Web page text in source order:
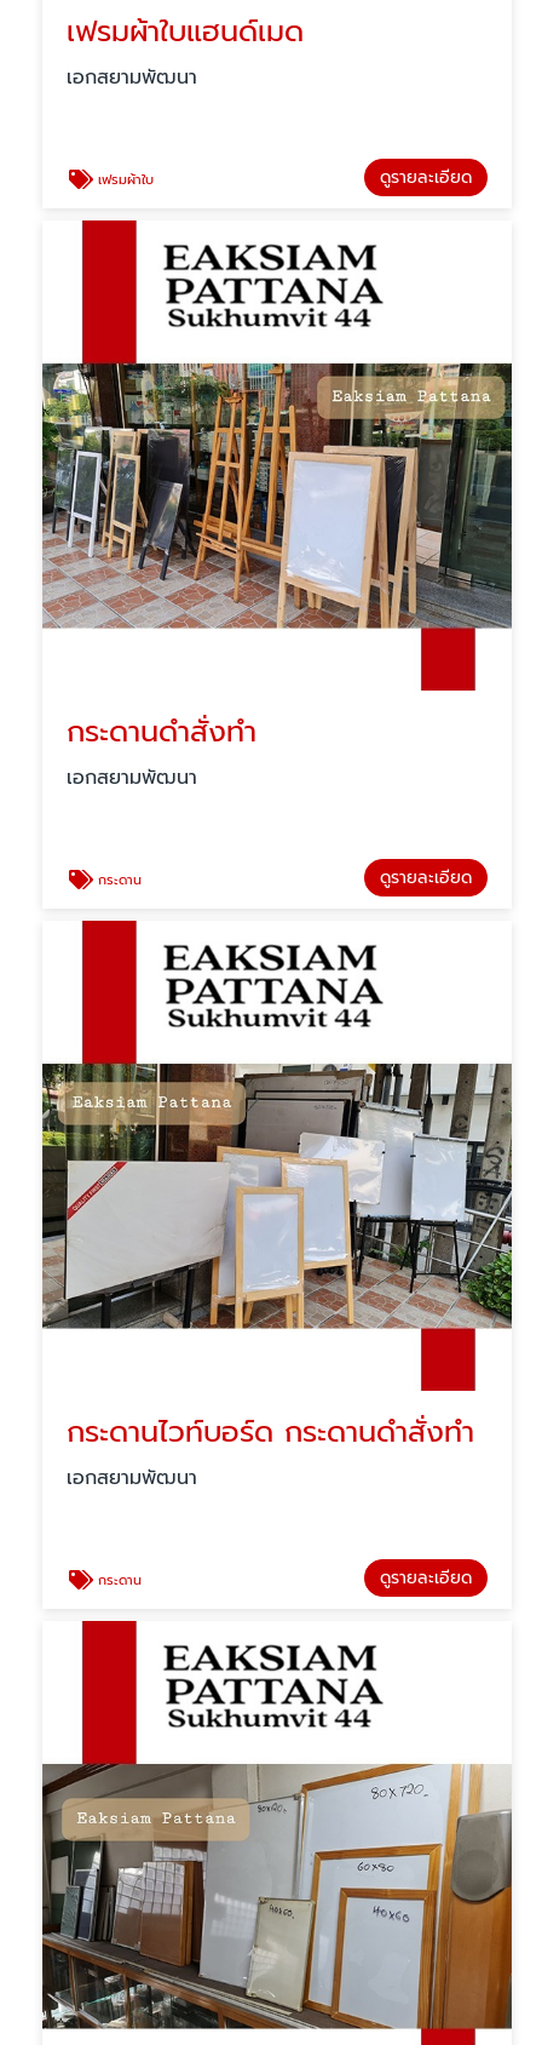
เฟรมผ้าใบแฮนด์เมด
เอกสยามพัฒนา
เฟรมผ้าใบ ดูรายละเอียด
กระดานดำสั่งทำ
เอกสยามพัฒนา
กระดาน ดูรายละเอียด
กระดานไวท์บอร์ด กระดานดำสั่งทำ
เอกสยามพัฒนา
กระดาน ดูรายละเอียด